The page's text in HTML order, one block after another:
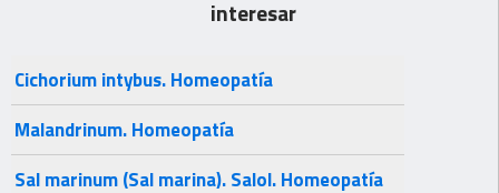
interesar
Cichorium intybus. Homeopatía
Malandrinum. Homeopatía
Sal marinum (Sal marina). Salol. Homeopatía